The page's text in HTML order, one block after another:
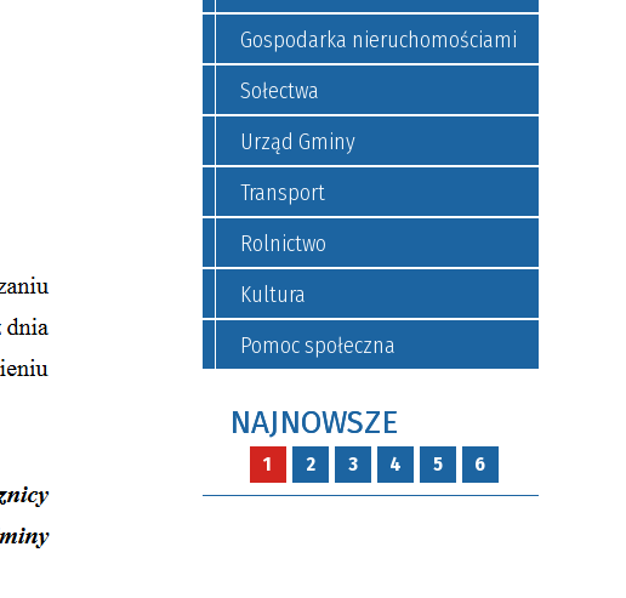
Gospodarka nieruchomościami
Sołectwa
Urząd Gminy
Transport
Rolnictwo
Kultura
Pomoc społeczna
NAJNOWSZE
1 2 3 4 5 6